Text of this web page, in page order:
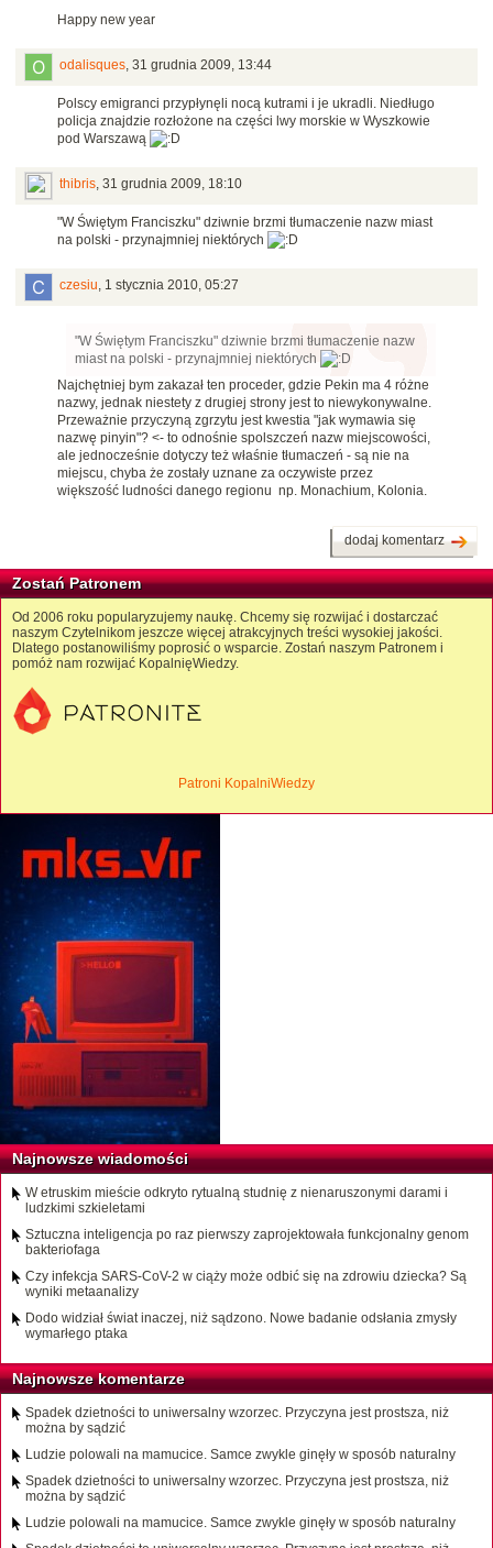
Happy new year
odalisques, 31 grudnia 2009, 13:44
Polscy emigranci przypłynęli nocą kutrami i je ukradli. Niedługo
policja znajdzie rozłożone na części lwy morskie w Wyszkowie
pod Warszawą
thibris, 31 grudnia 2009, 18:10
"W Świętym Franciszku" dziwnie brzmi tłumaczenie nazw miast
na polski - przynajmniej niektórych
czesiu, 1 stycznia 2010, 05:27
"W Świętym Franciszku" dziwnie brzmi tłumaczenie nazw
miast na polski - przynajmniej niektórych
Najchętniej bym zakazał ten proceder, gdzie Pekin ma 4 różne
nazwy, jednak niestety z drugiej strony jest to niewykonywalne.
Przeważnie przyczyną zgrzytu jest kwestia "jak wymawia się
nazwę pinyin"? <- to odnośnie spolszczeń nazw miejscowości,
ale jednocześnie dotyczy też właśnie tłumaczeń - są nie na
miejscu, chyba że zostały uznane za oczywiste przez
większość ludności danego regionu np. Monachium, Kolonia.
dodaj komentarz
Zostań Patronem
Od 2006 roku popularyzujemy naukę. Chcemy się rozwijać i dostarczać
naszym Czytelnikom jeszcze więcej atrakcyjnych treści wysokiej jakości.
Dlatego postanowiliśmy poprosić o wsparcie. Zostań naszym Patronem i
pomóż nam rozwijać KopalnięWiedzy.
Patroni KopalniWiedzy
Najnowsze wiadomości
W etruskim mieście odkryto rytualną studnię z nienaruszonymi darami i
ludzkimi szkieletami
Sztuczna inteligencja po raz pierwszy zaprojektowała funkcjonalny genom
bakteriofaga
Czy infekcja SARS-CoV-2 w ciąży może odbić się na zdrowiu dziecka? Są
wyniki metaanalizy
Dodo widział świat inaczej, niż sądzono. Nowe badanie odsłania zmysły
wymarłego ptaka
Najnowsze komentarze
Spadek dzietności to uniwersalny wzorzec. Przyczyna jest prostsza, niż
można by sądzić
Ludzie polowali na mamucice. Samce zwykle ginęły w sposób naturalny
Spadek dzietności to uniwersalny wzorzec. Przyczyna jest prostsza, niż
można by sądzić
Ludzie polowali na mamucice. Samce zwykle ginęły w sposób naturalny